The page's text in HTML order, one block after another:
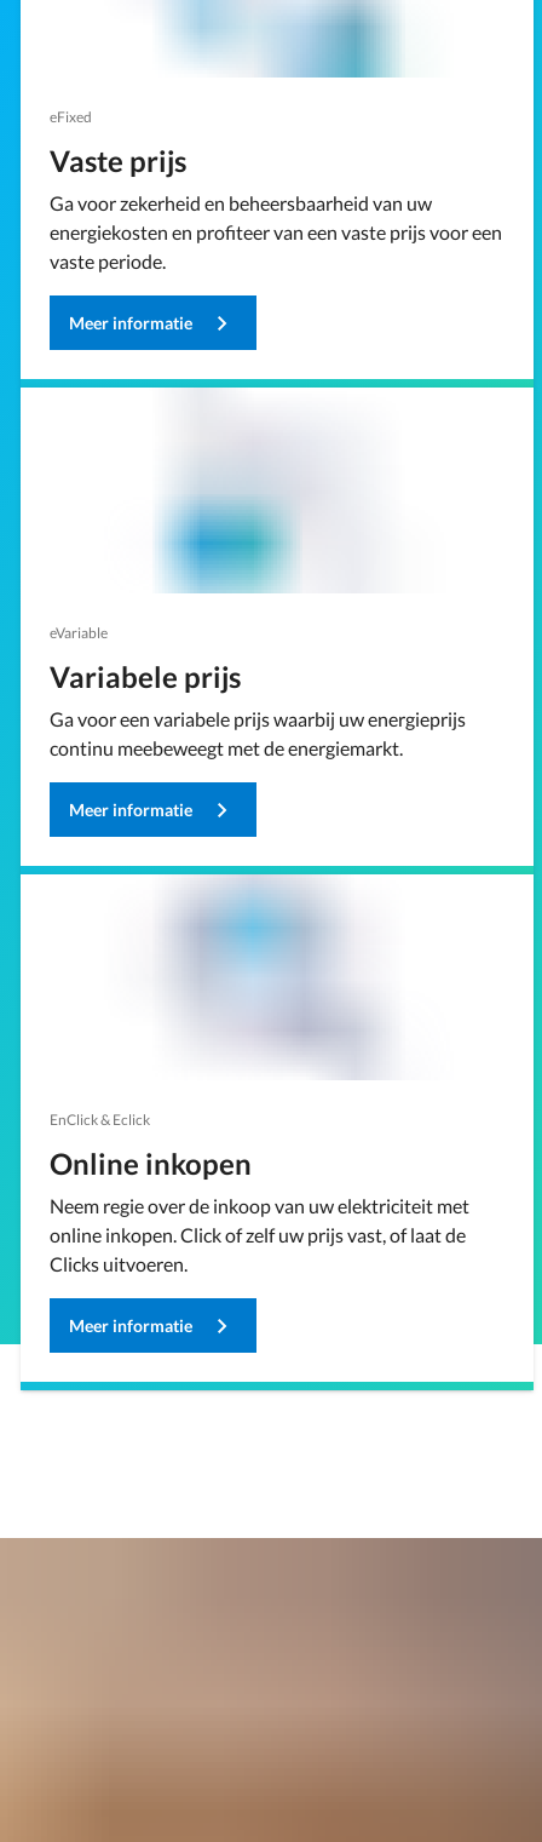
eFixed
Vaste prijs
Ga voor zekerheid en beheersbaarheid van uw
energiekosten en profiteer van een vaste prijs voor een
vaste periode.
Meer informatie
eVariable
Variabele prijs
Ga voor een variabele prijs waarbij uw energieprijs
continu meebeweegt met de energiemarkt.
Meer informatie
EnClick & Eclick
Online inkopen
Neem regie over de inkoop van uw elektriciteit met
online inkopen. Click of zelf uw prijs vast, of laat de
Clicks uitvoeren.
Meer informatie